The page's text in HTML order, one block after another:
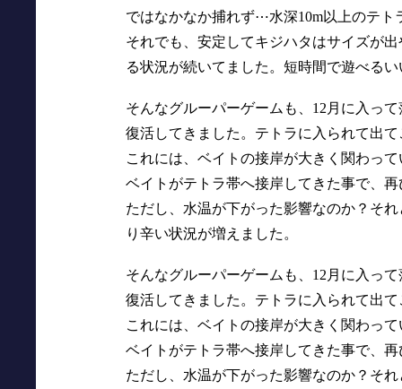
ではなかなか捕れず⋯水深10m以上のテ
それでも、安定してキジハタはサイズが
る状況が続いてました。短時間で遊べる
そんなグルーパーゲームも、12月に入っ
復活してきました。テトラに入られて出
これには、ベイトの接岸が大きく関わっ
ベイトがテトラ帯へ接岸してきた事で、
ただし、水温が下がった影響なのか？そ
り辛い状況が増えました。
そんなグルーパーゲームも、12月に入っ
復活してきました。テトラに入られて出
これには、ベイトの接岸が大きく関わっ
ベイトがテトラ帯へ接岸してきた事で、
ただし、水温が下がった影響なのか？そ